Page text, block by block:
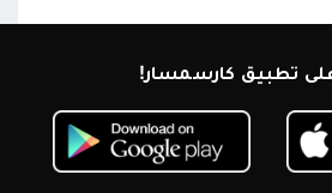
تطبيق كارسمسار!